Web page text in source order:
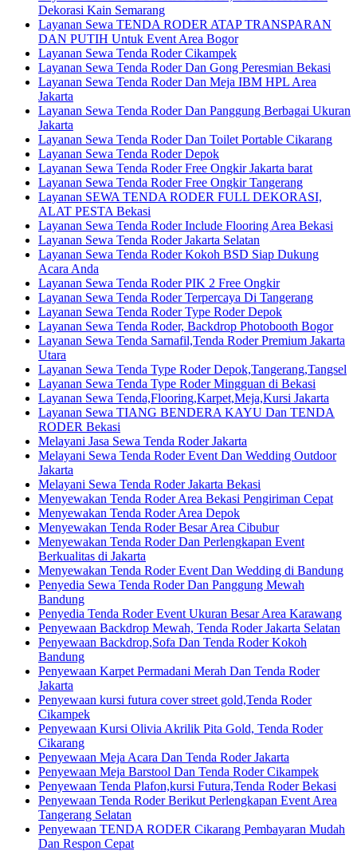
Dekorasi Kain Semarang
Layanan Sewa TENDA RODER ATAP TRANSPARAN
DAN PUTIH Untuk Event Area Bogor
Layanan Sewa Tenda Roder Cikampek
Layanan Sewa Tenda Roder Dan Gong Peresmian Bekasi
Layanan Sewa Tenda Roder Dan Meja IBM HPL Area
Jakarta
Layanan Sewa Tenda Roder Dan Panggung Berbagai Ukuran
Jakarta
Layanan Sewa Tenda Roder Dan Toilet Portable Cikarang
Layanan Sewa Tenda Roder Depok
Layanan Sewa Tenda Roder Free Ongkir Jakarta barat
Layanan Sewa Tenda Roder Free Ongkir Tangerang
Layanan SEWA TENDA RODER FULL DEKORASI,
ALAT PESTA Bekasi
Layanan Sewa Tenda Roder Include Flooring Area Bekasi
Layanan Sewa Tenda Roder Jakarta Selatan
Layanan Sewa Tenda Roder Kokoh BSD Siap Dukung
Acara Anda
Layanan Sewa Tenda Roder PIK 2 Free Ongkir
Layanan Sewa Tenda Roder Terpercaya Di Tangerang
Layanan Sewa Tenda Roder Type Roder Depok
Layanan Sewa Tenda Roder, Backdrop Photobooth Bogor
Layanan Sewa Tenda Sarnafil,Tenda Roder Premium Jakarta
Utara
Layanan Sewa Tenda Type Roder Depok,Tangerang,Tangsel
Layanan Sewa Tenda Type Roder Mingguan di Bekasi
Layanan Sewa Tenda,Flooring,Karpet,Meja,Kursi Jakarta
Layanan Sewa TIANG BENDERA KAYU Dan TENDA
RODER Bekasi
Melayani Jasa Sewa Tenda Roder Jakarta
Melayani Sewa Tenda Roder Event Dan Wedding Outdoor
Jakarta
Melayani Sewa Tenda Roder Jakarta Bekasi
Menyewakan Tenda Roder Area Bekasi Pengiriman Cepat
Menyewakan Tenda Roder Area Depok
Menyewakan Tenda Roder Besar Area Cibubur
Menyewakan Tenda Roder Dan Perlengkapan Event
Berkualitas di Jakarta
Menyewakan Tenda Roder Event Dan Wedding di Bandung
Penyedia Sewa Tenda Roder Dan Panggung Mewah
Bandung
Penyedia Tenda Roder Event Ukuran Besar Area Karawang
Penyewaan Backdrop Mewah, Tenda Roder Jakarta Selatan
Penyewaan Backdrop,Sofa Dan Tenda Roder Kokoh
Bandung
Penyewaan Karpet Permadani Merah Dan Tenda Roder
Jakarta
Penyewaan kursi futura cover street gold,Tenda Roder
Cikampek
Penyewaan Kursi Olivia Akrilik Pita Gold, Tenda Roder
Cikarang
Penyewaan Meja Acara Dan Tenda Roder Jakarta
Penyewaan Meja Barstool Dan Tenda Roder Cikampek
Penyewaan Tenda Plafon,kursi Futura,Tenda Roder Bekasi
Penyewaan Tenda Roder Berikut Perlengkapan Event Area
Tangerang Selatan
Penyewaan TENDA RODER Cikarang Pembayaran Mudah
Dan Respon Cepat